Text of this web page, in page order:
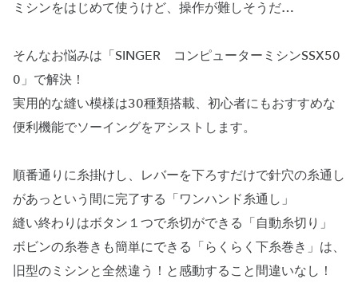
ミシンをはじめて使うけど、操作が難しそうだ…
そんなお悩みは「SINGER コンピューターミシンSSX50
0」で解決！
実用的な縫い模様は30種類搭載、初心者にもおすすめな
便利機能でソーイングをアシストします。
順番通りに糸掛けし、レバーを下ろすだけで針穴の糸通し
があっという間に完了する「ワンハンド糸通し」
縫い終わりはボタン１つで糸切ができる「自動糸切り」
ボビンの糸巻きも簡単にできる「らくらく下糸巻き」は、
旧型のミシンと全然違う！と感動すること間違いなし！